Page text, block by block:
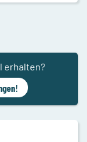
erhalten?